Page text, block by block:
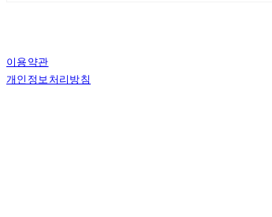
이용약관
개인정보처리방침